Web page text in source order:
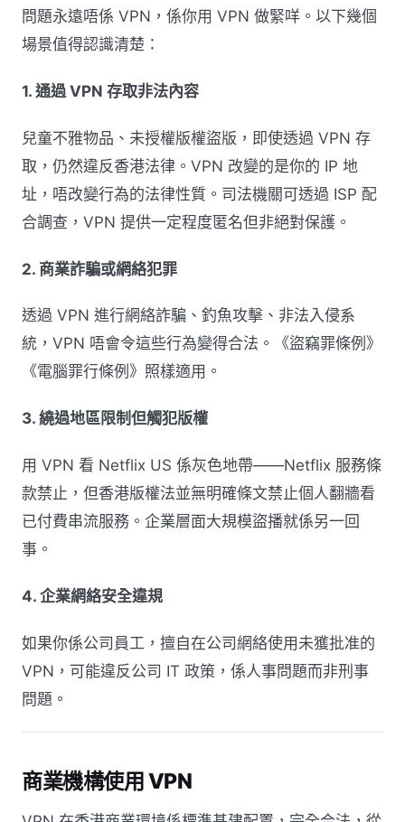
問題永遠唔係 VPN，係你用 VPN 做緊咩。以下幾個
場景值得認識清楚：
1. 通過 VPN 存取非法內容
兒童不雅物品、未授權版權盜版，即使透過 VPN 存
取，仍然違反香港法律。VPN 改變的是你的 IP 地
址，唔改變行為的法律性質。司法機關可透過 ISP 配
合調查，VPN 提供一定程度匿名但非絕對保護。
2. 商業詐騙或網絡犯罪
透過 VPN 進行網絡詐騙、釣魚攻擊、非法入侵系
統，VPN 唔會令這些行為變得合法。《盜竊罪條例》
《電腦罪行條例》照樣適用。
3. 繞過地區限制但觸犯版權
用 VPN 看 Netflix US 係灰色地帶——Netflix 服務條
款禁止，但香港版權法並無明確條文禁止個人翻牆看
已付費串流服務。企業層面大規模盜播就係另一回
事。
4. 企業網絡安全違規
如果你係公司員工，擅自在公司網絡使用未獲批准的
VPN，可能違反公司 IT 政策，係人事問題而非刑事
問題。
商業機構使用 VPN